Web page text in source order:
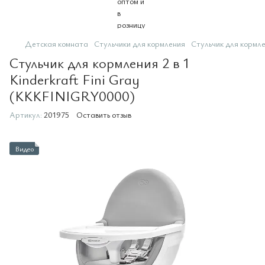
Детская комната Стульчики для кормления Стульчик для
Стульчик для кормления 2 в 1
Kinderkraft Fini Gray
(KKKFINIGRY0000)
Артикул: 201975 Оставить отзыв
Видео